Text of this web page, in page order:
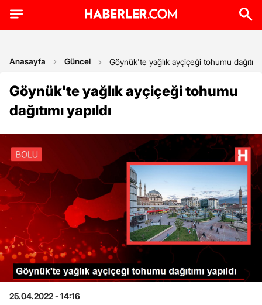
Anasayfa Güncel Göynük'te yağlık ayçiçeği tohumu dağıtımı
Göynük'te yağlık ayçiçeği tohumu
dağıtımı yapıldı
25.04.2022 - 14:16